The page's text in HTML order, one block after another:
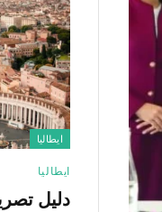
ايطاليا
ايطاليا